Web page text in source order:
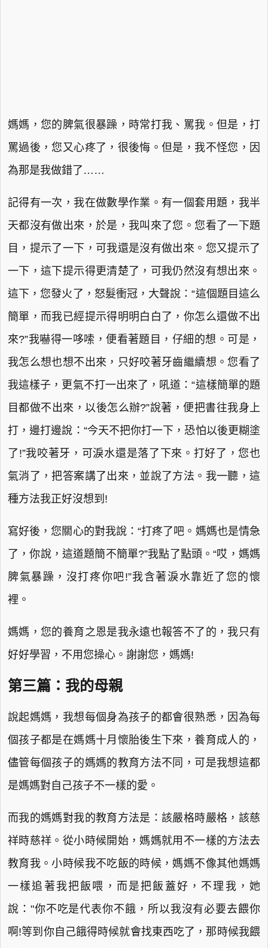
媽媽，您的脾氣很暴躁，時常打我、罵我。但是，打
罵過後，您又心疼了，很後悔。但是，我不怪您，因
為那是我做錯了……
記得有一次，我在做數學作業。有一個套用題，我半
天都沒有做出來，於是，我叫來了您。您看了一下題
目，提示了一下，可我還是沒有做出來。您又提示了
一下，這下提示得更清楚了，可我仍然沒有想出來。
這下，您發火了，怒髮衝冠，大聲說：“這個題目這么
簡單，而我已經提示得明明白白了，你怎么還做不出
來?”我嚇得一哆嗦，便看著題目，仔細的想。可是，
我怎么想也想不出來，只好咬著牙齒繼續想。您看了
我這樣子，更氣不打一出來了，吼道：“這樣簡單的題
目都做不出來，以後怎么辦?”說著，便把書往我身上
打，邊打邊說：“今天不把你打一下，恐怕以後更糊塗
了!”我咬著牙，可淚水還是落了下來。打好了，您也
氣消了，把答案講了出來，並說了方法。我一聽，這
種方法我正好沒想到!
寫好後，您關心的對我說：“打疼了吧。媽媽也是情急
了，你說，這道題簡不簡單?”我點了點頭。“哎，媽媽
脾氣暴躁，沒打疼你吧!”我含著淚水靠近了您的懷
裡。
媽媽，您的養育之恩是我永遠也報答不了的，我只有
好好學習，不用您操心。謝謝您，媽媽!
第三篇：我的母親
說起媽媽，我想每個身為孩子的都會很熟悉，因為每
個孩子都是在媽媽十月懷胎後生下來，養育成人的，
儘管每個孩子的媽媽的教育方法不同，可是我想這都
是媽媽對自己孩子不一樣的愛。
而我的媽媽對我的教育方法是：該嚴格時嚴格，該慈
祥時慈祥。從小時候開始，媽媽就用不一樣的方法去
教育我。小時候我不吃飯的時候，媽媽不像其他媽媽
一樣追著我把飯喂，而是把飯蓋好，不理我，她
說："你不吃是代表你不餓，所以我沒有必要去餵你
啊!等到你自己餓得時候就會找東西吃了，那時候我餵